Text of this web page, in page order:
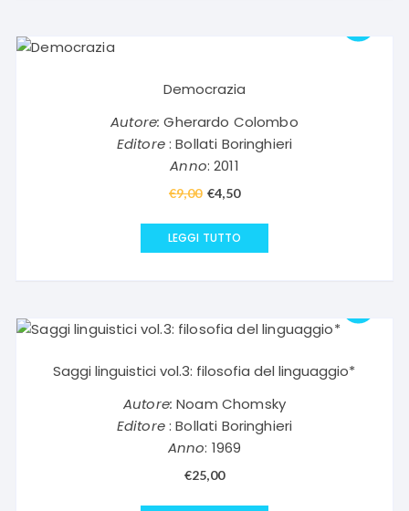
Democrazia
Autore: Gherardo Colombo
Editore: Bollati Boringhieri
Anno: 2011
€9,00 Il
originale
€4,50Il
attuale
LEGGI TUTTO
Saggi linguistici vol.3: filosofia del linguaggio*
Autore: Noam Chomsky
Editore: Bollati Boringhieri
Anno: 1969
€25,00